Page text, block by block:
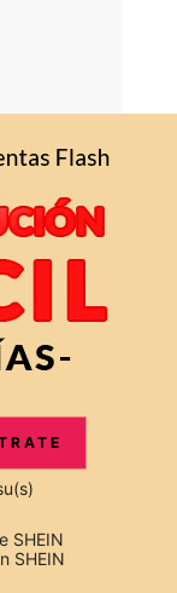
SHEIN
SHEIN